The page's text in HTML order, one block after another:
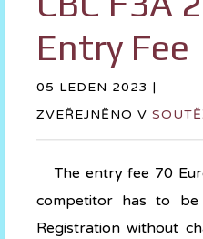
Entry Fee
05 LEDEN 2023 |
ZVEŘEJNĚNO V
The entry fee 70
competitor has to be
Registration without